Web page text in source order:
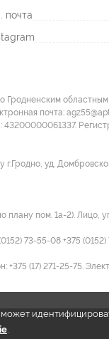
почта
Гродненским
почта:
уд.
плану пом. 1а-2).
73-55-08 +375
(17) 271-25-75.
.